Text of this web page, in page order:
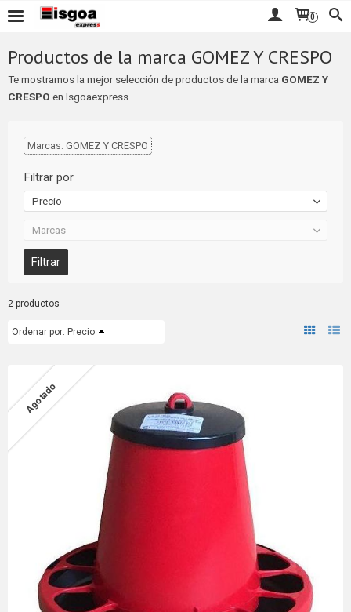
0
Productos de la marca GOMEZ Y CRESPO
Te mostramos la mejor selección de productos de la marca GOMEZ Y
CRESPO en Isgoaexpress
Marcas: GOMEZ Y CRESPO
Filtrar por
Precio
Marcas
2 productos
Ordenar por: Precio
Agotado